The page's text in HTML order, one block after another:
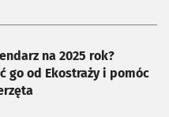
na 2025 rok?
go od Ekostraży i pomóc